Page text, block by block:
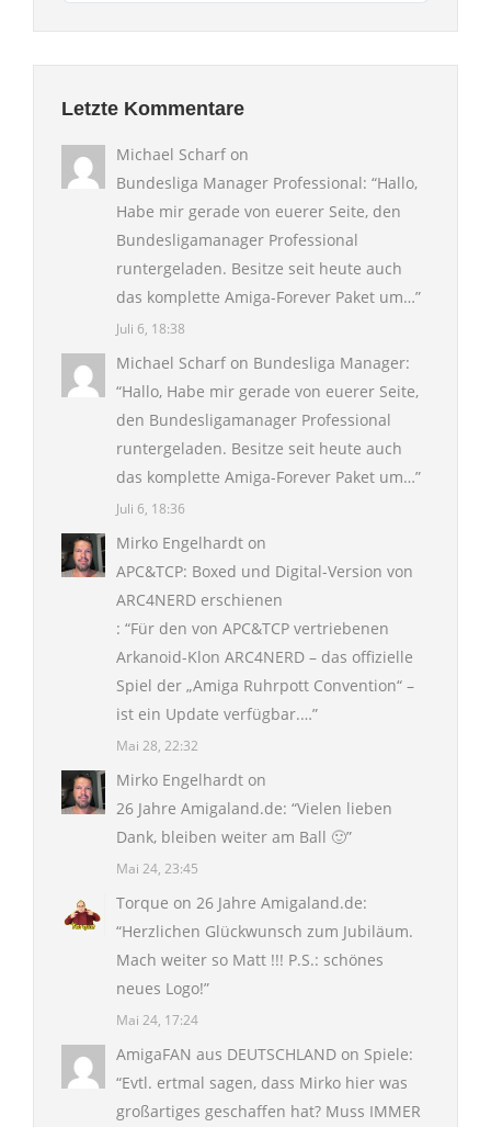
Letzte Kommentare
Michael Scharf on
Bundesliga Manager Professional: “Hallo,
Habe mir gerade von euerer Seite, den
Bundesligamanager Professional
runtergeladen. Besitze seit heute auch
das komplette Amiga-Forever Paket um…”
Juli 6, 18:38
Michael Scharf on Bundesliga Manager:
“Hallo, Habe mir gerade von euerer Seite,
den Bundesligamanager Professional
runtergeladen. Besitze seit heute auch
das komplette Amiga-Forever Paket um…”
Juli 6, 18:36
Mirko Engelhardt on
APC&TCP: Boxed und Digital-Version von
ARC4NERD erschienen
: “Für den von APC&TCP vertriebenen
Arkanoid-Klon ARC4NERD – das offizielle
Spiel der „Amiga Ruhrpott Convention“ –
ist ein Update verfügbar.…”
Mai 28, 22:32
Mirko Engelhardt on
26 Jahre Amigaland.de: “Vielen lieben
Dank, bleiben weiter am Ball 🙂”
Mai 24, 23:45
Torque on 26 Jahre Amigaland.de:
“Herzlichen Glückwunsch zum Jubiläum.
Mach weiter so Matt !!! P.S.: schönes
neues Logo!”
Mai 24, 17:24
AmigaFAN aus DEUTSCHLAND on Spiele:
“Evtl. ertmal sagen, dass Mirko hier was
großartiges geschaffen hat? Muss IMMER